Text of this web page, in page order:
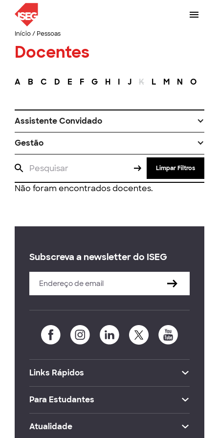
Início/ Pessoas
Docentes
A B C D E F G H I J K L M N O
Assistente Convidado
Gestão
Limpar Filtros
Não foram encontrados docentes.
Subscreva a newsletter do ISEG
Links Rápidos
Para Estudantes
Atualidade